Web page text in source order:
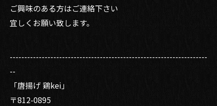
ご興味のある方はご連絡下さい
宜しくお願い致します。
--------------------------------------------------------------------
--
「唐揚げ 鶏kei」
〒812-0895